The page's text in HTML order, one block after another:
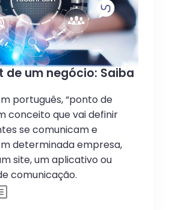
de um negócio: Saiba
português, “ponto de
conceito que vai definir
se comunicam e
determinada empresa,
site, um aplicativo ou
comunicação.